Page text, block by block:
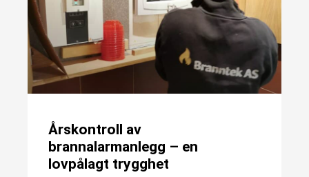
Årskontroll av
brannalarmanlegg – en
lovpålagt trygghet